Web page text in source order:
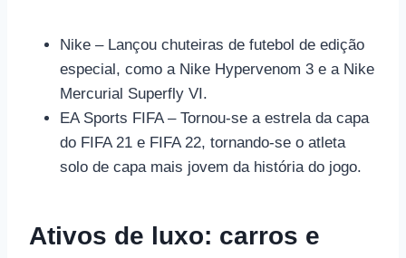
Nike – Lançou chuteiras de futebol de edição
especial, como a Nike Hypervenom 3 e a Nike
Mercurial Superfly VI.
EA Sports FIFA – Tornou-se a estrela da capa
do FIFA 21 e FIFA 22, tornando-se o atleta
solo de capa mais jovem da história do jogo.
Ativos de luxo: carros e